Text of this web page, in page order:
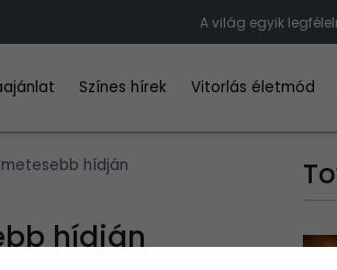
A világ egyik
Színes hírek Vitorlás életmód
hídján
hídján